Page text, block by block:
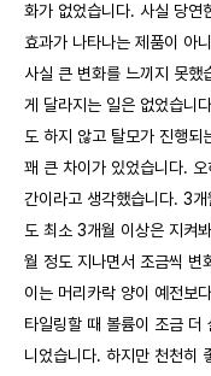
화가 없었습니다. 사실 당연
효과가 나타나는 제품이 아
사실 큰 변화를 느끼지 못했
게 달라지는 일은 없었습니
도 하지 않고 탈모가 진행되
꽤 큰 차이가 있었습니다.
간이라고 생각했습니다. 3
도 최소 3개월 이상은 지켜
월 정도 지나면서 조금씩 변
이는 머리카락 양이 예전보
타일링할 때 볼륨이 조금 더
니었습니다. 하지만 천천히